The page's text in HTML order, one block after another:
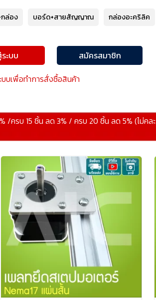
ล่อง บอร์ด+สายสัญญาณ กล่องอะคริลิค
ะบบ
สมัครสมาชิก
บบเพื่อทำการสั่งซื้อสินค้า
/ครบ 15 ชิ้น ลด 3% / ครบ 20 ชิ้น ลด 5% (ไม่คละ